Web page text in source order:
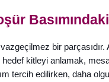
bir
kitleyi anlamak,
tercih edilirken, daha